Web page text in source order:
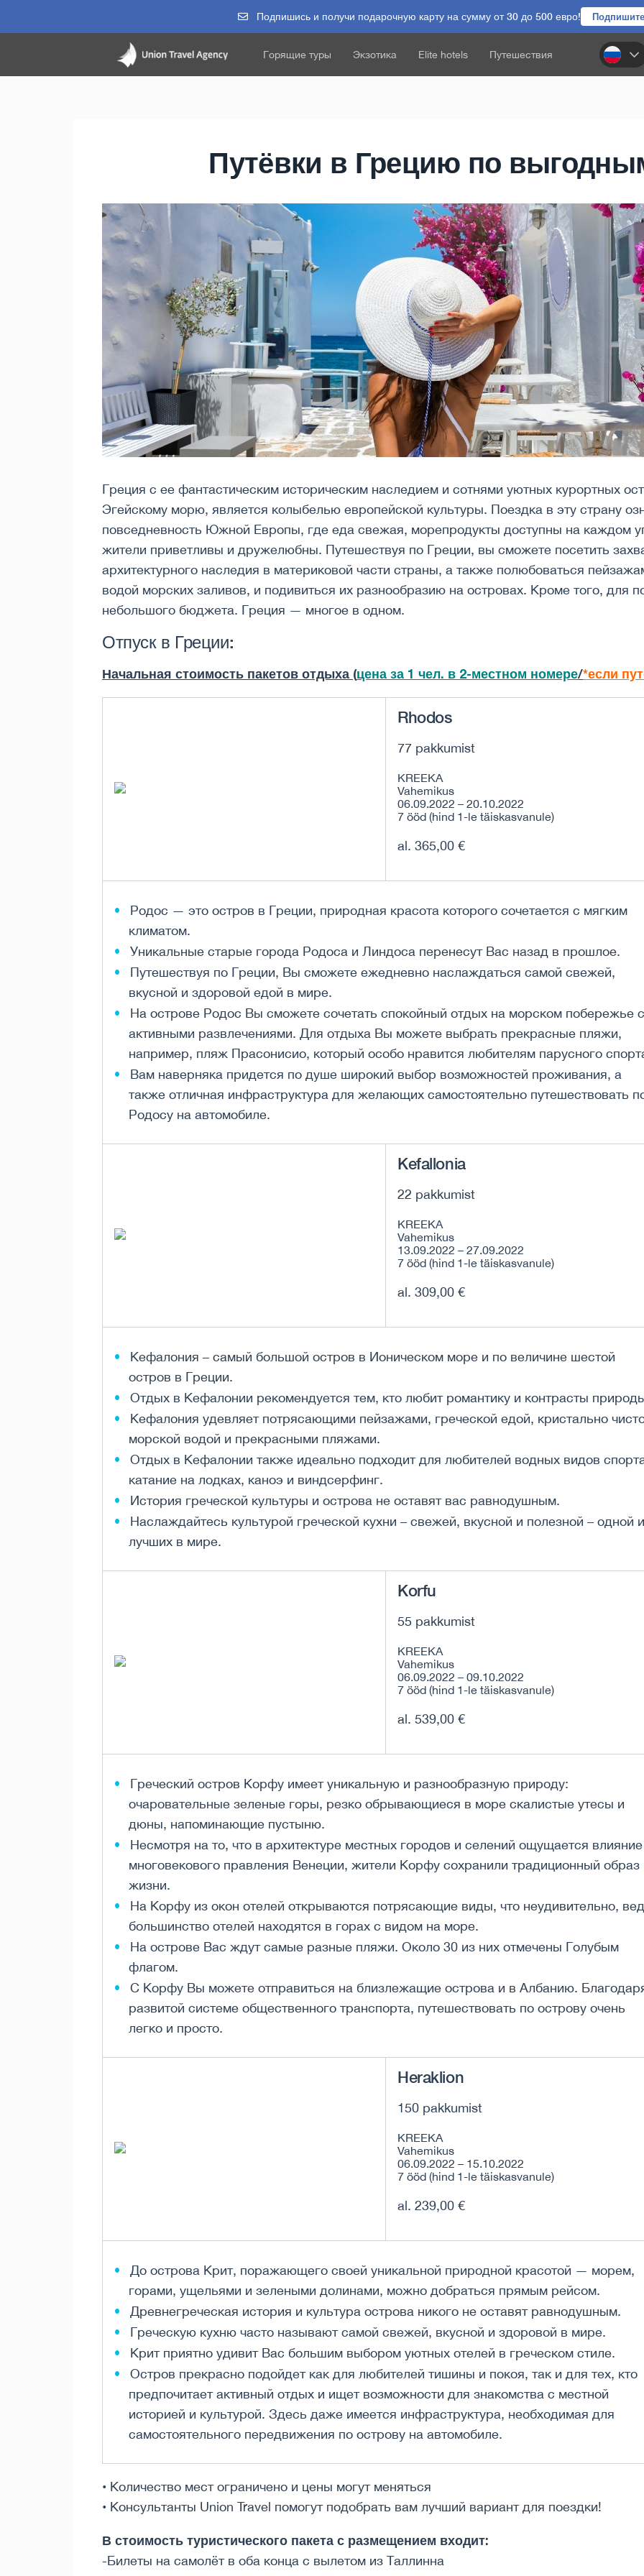
Подпишись и получи подарочную карту на сумму от 30 до 500 евро!
Горящие туры Экзотика Elite hotels Путешествия
Путёвки в Грецию по
Греция с ее фантастическим историческим наследием и сотнями уютных курортных
Эгейскому морю, является колыбелью европейской культуры. Поездка в эту страну
повседневность Южной Европы, где еда свежая, морепродукты доступны на каждом
жители приветливы и дружелюбны. Путешествуя по Греции, вы сможете посетить
архитектурного наследия в материковой части страны, а также полюбоваться
водой морских заливов, и подивиться их разнообразию на островах. Кроме того, для
небольшого бюджета. Греция — многое в одном.
Отпуск в Греции:
Начальная стоимость пакетов отдыха (цена за 1 чел. в 2-местном номере/*если
Rhodos
77 pakkumist
KREEKA
Vahemikus
06.09.2022 – 20.10.2022
7 ööd (hind 1-le täiskasvanule)
al. 365,00 €
Родос — это остров в Греции, природная красота которого сочетается с мягким
климатом.
Уникальные старые города Родоса и Линдоса перенесут Вас назад в прошлое.
Путешествуя по Греции, Вы сможете ежедневно наслаждаться самой свежей,
вкусной и здоровой едой в мире.
На острове Родос Вы сможете сочетать спокойный отдых на морском побережье с
активными развлечениями. Для отдыха Вы можете выбрать прекрасные пляжи,
например, пляж Прасонисио, который особо нравится любителям парусного
Вам наверняка придется по душе широкий выбор возможностей проживания, а
также отличная инфраструктура для желающих самостоятельно путешествовать
Родосу на автомобиле.
Kefallonia
22 pakkumist
KREEKA
Vahemikus
13.09.2022 – 27.09.2022
7 ööd (hind 1-le täiskasvanule)
al. 309,00 €
Кефалония – самый большой остров в Ионическом море и по величине шестой
остров в Греции.
Отдых в Кефалонии рекомендуется тем, кто любит романтику и контрасты
Кефалония удевляет потрясающими пейзажами, греческой едой, кристально
морской водой и прекрасными пляжами.
Отдых в Кефалонии также идеально подходит для любителей водных видов
катание на лодках, каноэ и виндсерфинг.
История греческой культуры и острова не оставят вас равнодушным.
Наслаждайтесь культурой греческой кухни – свежей, вкусной и полезной – одной
лучших в мире.
Korfu
55 pakkumist
KREEKA
Vahemikus
06.09.2022 – 09.10.2022
7 ööd (hind 1-le täiskasvanule)
al. 539,00 €
Греческий остров Корфу имеет уникальную и разнообразную природу:
очаровательные зеленые горы, резко обрывающиеся в море скалистые утесы и
дюны, напоминающие пустыню.
Несмотря на то, что в архитектуре местных городов и селений ощущается влияние
многовекового правления Венеции, жители Корфу сохранили традиционный образ
жизни.
На Корфу из окон отелей открываются потрясающие виды, что неудивительно,
большинство отелей находятся в горах с видом на море.
На острове Вас ждут самые разные пляжи. Около 30 из них отмечены Голубым
флагом.
С Корфу Вы можете отправиться на близлежащие острова и в Албанию.
развитой системе общественного транспорта, путешествовать по острову очень
легко и просто.
Heraklion
150 pakkumist
KREEKA
Vahemikus
06.09.2022 – 15.10.2022
7 ööd (hind 1-le täiskasvanule)
al. 239,00 €
До острова Крит, поражающего своей уникальной природной красотой — морем,
горами, ущельями и зелеными долинами, можно добраться прямым рейсом.
Древнегреческая история и культура острова никого не оставят равнодушным.
Греческую кухню часто называют самой свежей, вкусной и здоровой в мире.
Крит приятно удивит Вас большим выбором уютных отелей в греческом стиле.
Остров прекрасно подойдет как для любителей тишины и покоя, так и для тех, кто
предпочитает активный отдых и ищет возможности для знакомства с местной
историей и культурой. Здесь даже имеется инфраструктура, необходимая для
самостоятельного передвижения по острову на автомобиле.
• Количество мест ограничено и цены могут меняться
• Консультанты Union Travel помогут подобрать вам лучший вариант для поездки!
В стоимость туристического пакета с размещением входит:
-Билеты на самолёт в оба конца с вылетом из Таллинна